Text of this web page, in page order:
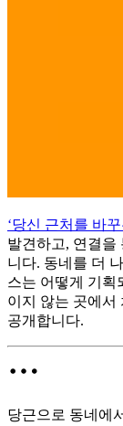
‘당신 근처를 바
발견하고, 연결을
니다. 동네를 더
스는 어떻게 기획
이지 않는 곳에서
공개합니다.
당근으로 동네에